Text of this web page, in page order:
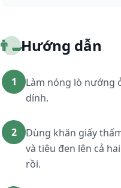
👨‍🍳Hướng dẫn
1
Làm nóng lò nướng
dính.
2
Dùng khăn giấy
và tiêu đen lên cả
rồi.